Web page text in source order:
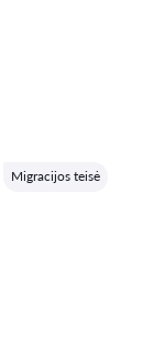
Migracijos teisė